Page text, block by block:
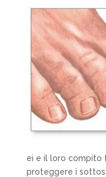
ei e il loro compito
proteggere i